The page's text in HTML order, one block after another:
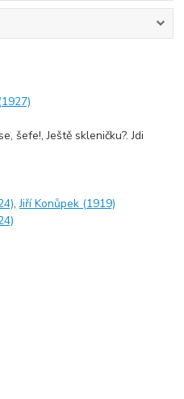
šefe!, Ještě skleničku?. Jdi
,Jiří Konůpek (1919)